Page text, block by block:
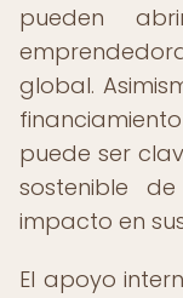
pueden
global.
puede ser
sostenible
impacto en
El apoyo